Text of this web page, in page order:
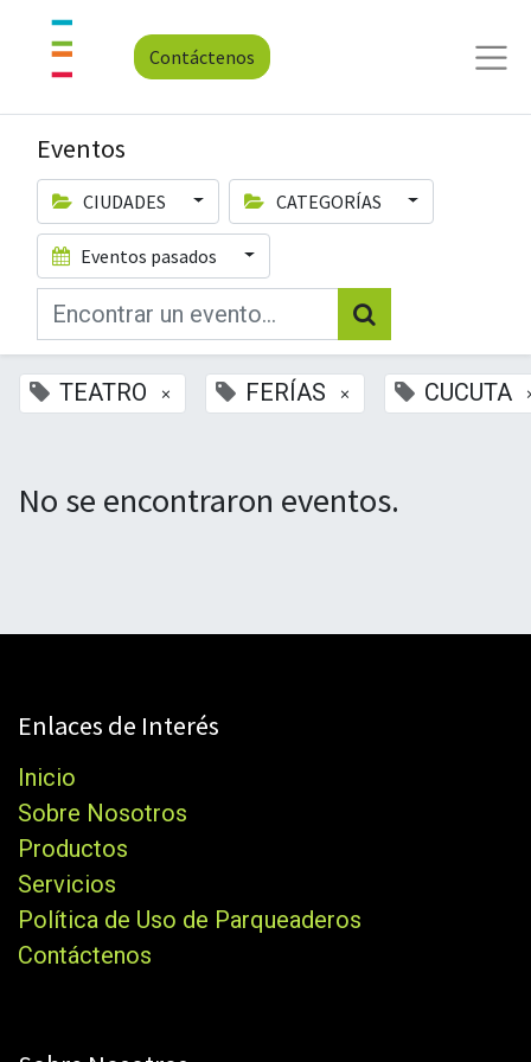
Contáctenos
Eventos
CIUDADES CATEGORÍAS
Eventos pasados
TEATRO × FERÍAS × CUCUTA
No se encontraron eventos.
Enlaces de Interés
Inicio
Sobre Nosotros
Productos
Servicios
Política de Uso de Parqueaderos
Contáctenos